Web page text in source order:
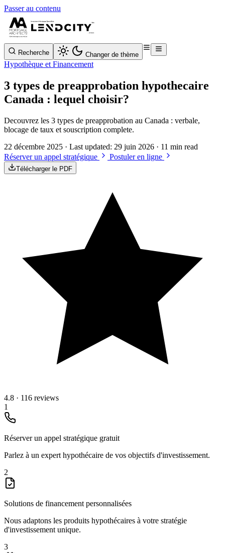
Passer au contenu
Recherche Changer de thème
Hypothèque et Financement
3 types de preapprobation hypothecaire
Canada : lequel choisir?
Decouvrez les 3 types de preapprobation au Canada : verbale,
blocage de taux et souscription complete.
22 décembre 2025 · Last updated: 29 juin 2026 · 11 min read
Réserver un appel stratégique
Postuler en ligne
Télécharger le PDF
4.8 · 116 reviews
1
Réserver un appel stratégique gratuit
Parlez à un expert hypothécaire de vos objectifs d'investissement.
2
Solutions de financement personnalisées
Nous adaptons les produits hypothécaires à votre stratégie
d'investissement unique.
3